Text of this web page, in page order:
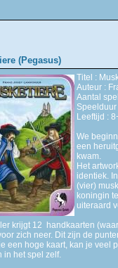
(Pegasus)
Titel :
Auteur :
Aantal
Leeftijd :
We
een
kwam.
Het
identiek.
(vier)
koningin
uiteraard
krijgt 12 handkaarten
zich neer. Dit zijn de
een hoge kaart, kan je veel
in het spel zelf.